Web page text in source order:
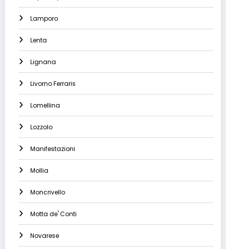
Lamporo
Lenta
Lignana
Livorno Ferraris
Lomellina
Lozzolo
Manifestazioni
Mollia
Moncrivello
Motta de' Conti
Novarese